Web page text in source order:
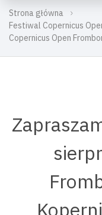
Strona główna
Festiwal Copernicus
Copernicus Open